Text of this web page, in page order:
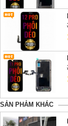
SẢN PHẢM KHÁC